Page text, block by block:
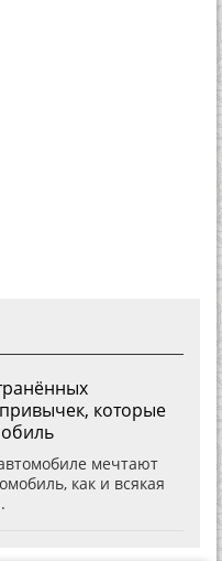
которые
мечтают
как и всякая